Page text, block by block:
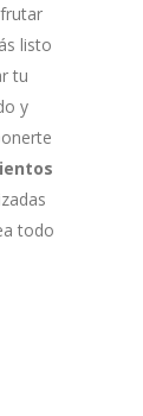
listo
tu
y
todo